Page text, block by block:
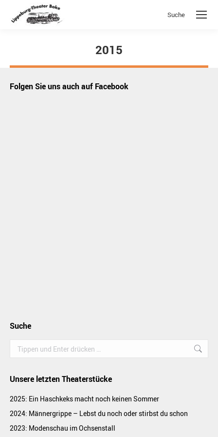
Search:
Suche
2015
Sie befinden sich hier:
Folgen Sie uns auch auf Facebook
Suche
Search:
Unsere letzten Theaterstücke
2025: Ein Haschkeks macht noch keinen Sommer
2024: Männergrippe – Lebst du noch oder stirbst du schon
2023: Modenschau im Ochsenstall